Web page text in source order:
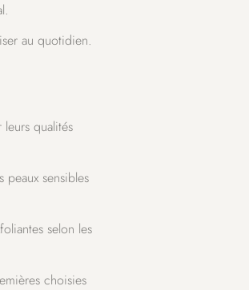
au quotidien.
qualités
sensibles
selon les
choisies